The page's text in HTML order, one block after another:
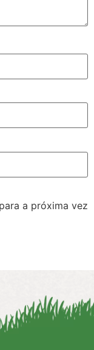
a próxima vez